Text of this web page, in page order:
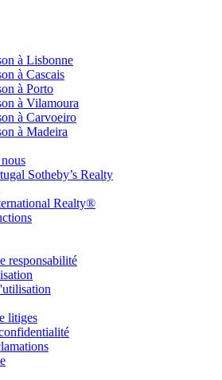
à Lisbonne
à Cascais
à Porto
à Vilamoura
à Carvoeiro
à Madeira
Sotheby’s Realty
Realty®
responsabilité
litiges